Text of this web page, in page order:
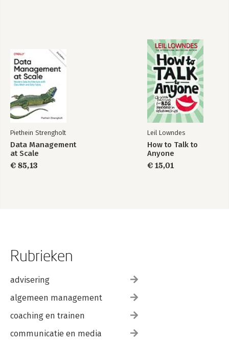
Piethein Strengholt
Data Management
at Scale
€ 85,13
Leil Lowndes
How to Talk to
Anyone
€ 15,01
Rubrieken
advisering
algemeen management
coaching en trainen
communicatie en media